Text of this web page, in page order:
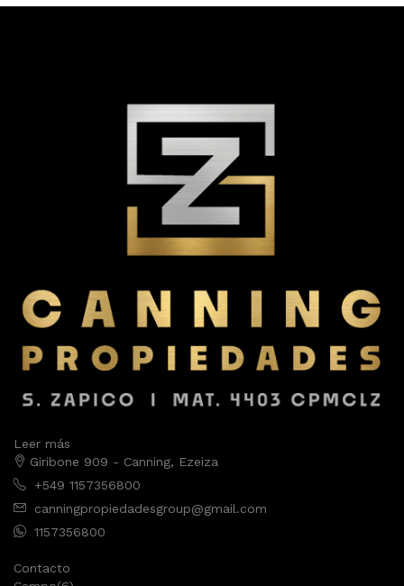
Leer más
Giribone 909 - Canning, Ezeiza
+549 1157356800
canningpropiedadesgroup@gmail.com
1157356800
Contacto